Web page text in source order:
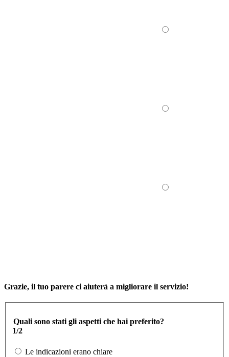
Grazie, il tuo parere ci aiuterà a migliorare il servizio!
Quali sono stati gli aspetti che hai preferito?
1/2
Le indicazioni erano chiare